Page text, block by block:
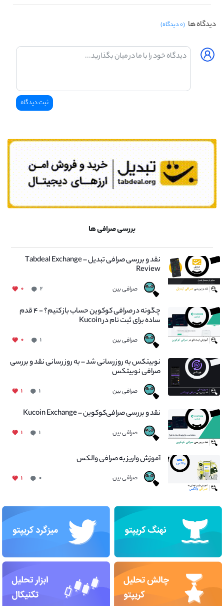
دیدگاه ها (۰ دیدگاه)
بررسی صرافی ها
نقد و بررسی صرافی تبدیل – Tabdeal Exchange
Review
صرافی بین ۲ ۰
چگونه در صرافی کوکوین حساب باز کنیم؟ - ۴ قدم
ساده برای ثبت نام در Kucoin
صرافی بین ۱ ۰
نوبیتکس به روزرسانی شد – به روز رسانی نقد و بررسی
صرافی نوبیتکس
صرافی بین ۱ ۱
نقد و بررسی صرافی‌کوکوین – Kucoin Exchange
صرافی بین ۱ ۱
آموزش واریز به صرافی والکس
صرافی بین ۰ ۱